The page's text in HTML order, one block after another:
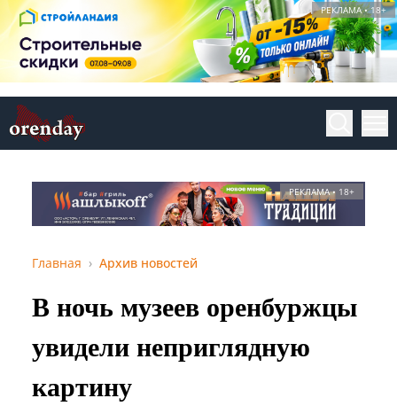
РЕКЛАМА • 18+
РЕКЛАМА • 18+
Главная Архив новостей
В ночь музеев оренбуржцы
увидели неприглядную
картину